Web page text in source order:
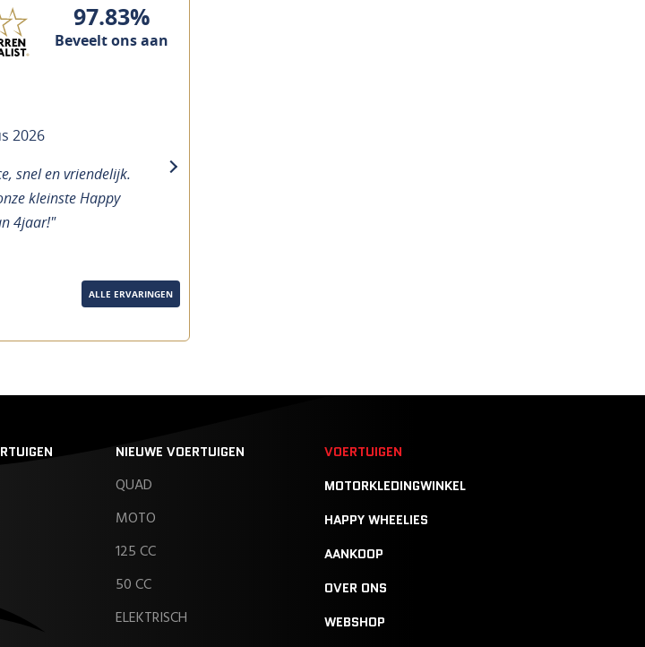
97.83%
Beveelt ons aan
2026
snel en vriendelijk.
kleinste Happy
4jaar!"
next
ALLE ERVARINGEN
NIEUWE VOERTUIGEN
QUAD
MOTO
125 CC
50 CC
ELEKTRISCH
VOERTUIGEN
MOTORKLEDINGWINKEL
HAPPY WHEELIES
AANKOOP
OVER ONS
WEBSHOP